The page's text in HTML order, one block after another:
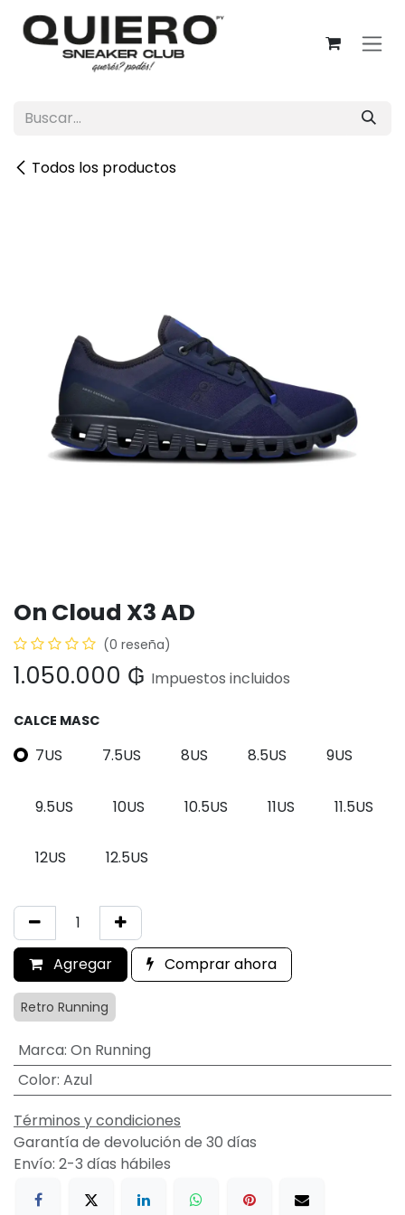
Ir al contenido
Todos los productos
On Cloud X3 AD
(0 reseña)
1.050.000 ₲ Impuestos incluidos
CALCE MASC
7US 7.5US 8US 8.5US 9US
9.5US 10US 10.5US 11US 11.5US
12US 12.5US
Agregar Comprar ahora
Retro Running
Marca: On Running
Color: Azul
Términos y condiciones
Garantía de devolución de 30 días
Envío: 2-3 días hábiles